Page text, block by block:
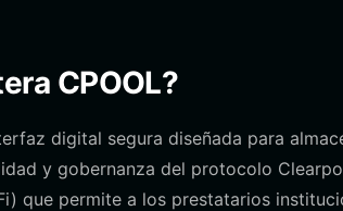
CPOOL?
digital segura diseñada para
y gobernanza del protocolo
que permite a los prestatarios